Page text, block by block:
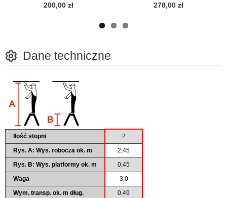
200,00 zł 278,00 zł
Dane techniczne
Ilość stopni
2
Rys. A: Wys. robocza ok. m
2,45
Rys. B: Wys. platformy ok. m
0,45
Waga
3,0
Wym. transp. ok. m dług.
0,49